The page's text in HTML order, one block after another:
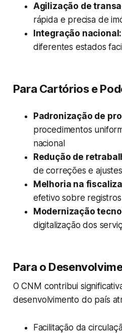
Agilização de
rápida e precisa de
Integração nacional:
diferentes estados
Para Cartórios e
Padronização de
procedimentos
nacional
Redução de
de correções e ajustes
Melhoria na
efetivo sobre registros
Modernização
digitalização dos
Para o
O CNM contribui
desenvolvimento do país
Facilitação da